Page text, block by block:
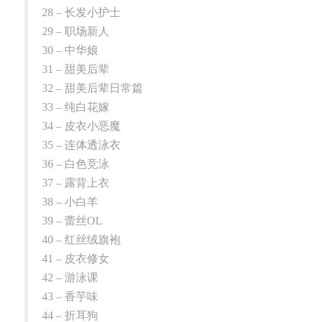
28 – 长发小护士
29 – 职场新人
30 – 中华娘
31 – 甜美后辈
32 – 甜美后辈日常篇
33 – 纯白花嫁
34 – 皮衣小恶魔
35 – 连体透泳衣
36 – 白色竞泳
37 – 露背上衣
38 – 小白羊
39 – 蕾丝OL
40 – 红丝绒旗袍
41 – 皮衣修女
42 – 游泳课
43 – 香芋味
44 – 折耳狗